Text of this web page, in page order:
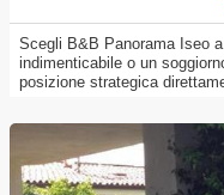
Scegli B&B Panorama Iseo
indimenticabile o un
posizione strategica